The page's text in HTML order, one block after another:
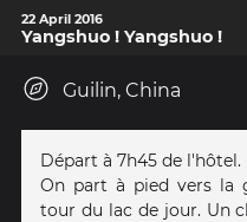
22 April 2016
Yangshuo ! Yangshuo !
Guilin, China
Départ à 7h45 de l'hôtel.
On part à pied vers la
tour du lac de jour. Un